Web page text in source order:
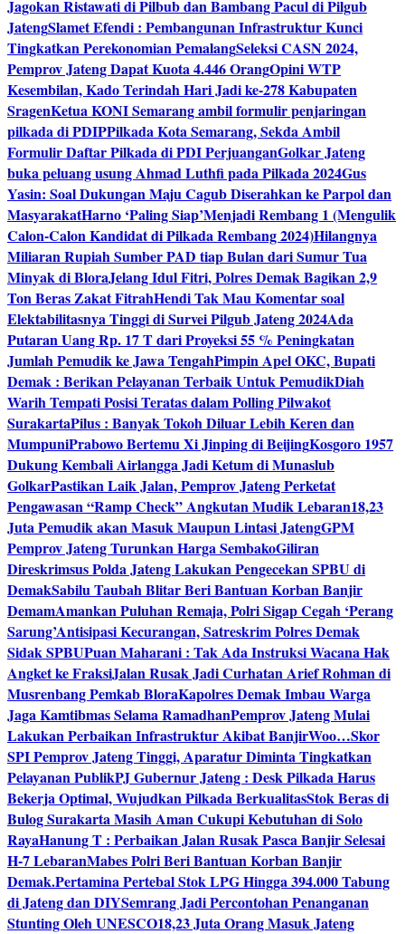
Jagokan Ristawati di Pilbub dan Bambang Pacul di Pilgub
JatengSlamet Efendi : Pembangunan Infrastruktur Kunci
Tingkatkan Perekonomian PemalangSeleksi CASN 2024,
Pemprov Jateng Dapat Kuota 4.446 OrangOpini WTP
Kesembilan, Kado Terindah Hari Jadi ke-278 Kabupaten
SragenKetua KONI Semarang ambil formulir penjaringan
pilkada di PDIPPilkada Kota Semarang, Sekda Ambil
Formulir Daftar Pilkada di PDI PerjuanganGolkar Jateng
buka peluang usung Ahmad Luthfi pada Pilkada 2024Gus
Yasin: Soal Dukungan Maju Cagub Diserahkan ke Parpol dan
MasyarakatHarno ‘Paling Siap’Menjadi Rembang 1 (Mengulik
Calon-Calon Kandidat di Pilkada Rembang 2024)Hilangnya
Miliaran Rupiah Sumber PAD tiap Bulan dari Sumur Tua
Minyak di BloraJelang Idul Fitri, Polres Demak Bagikan 2,9
Ton Beras Zakat FitrahHendi Tak Mau Komentar soal
Elektabilitasnya Tinggi di Survei Pilgub Jateng 2024Ada
Putaran Uang Rp. 17 T dari Proyeksi 55 % Peningkatan
Jumlah Pemudik ke Jawa TengahPimpin Apel OKC, Bupati
Demak : Berikan Pelayanan Terbaik Untuk PemudikDiah
Warih Tempati Posisi Teratas dalam Polling Pilwakot
SurakartaPilus : Banyak Tokoh Diluar Lebih Keren dan
MumpuniPrabowo Bertemu Xi Jinping di BeijingKosgoro 1957
Dukung Kembali Airlangga Jadi Ketum di Munaslub
GolkarPastikan Laik Jalan, Pemprov Jateng Perketat
Pengawasan “Ramp Check” Angkutan Mudik Lebaran18,23
Juta Pemudik akan Masuk Maupun Lintasi JatengGPM
Pemprov Jateng Turunkan Harga SembakoGiliran
Direskrimsus Polda Jateng Lakukan Pengecekan SPBU di
DemakSabilu Taubah Blitar Beri Bantuan Korban Banjir
DemamAmankan Puluhan Remaja, Polri Sigap Cegah ‘Perang
Sarung’Antisipasi Kecurangan, Satreskrim Polres Demak
Sidak SPBUPuan Maharani : Tak Ada Instruksi Wacana Hak
Angket ke FraksiJalan Rusak Jadi Curhatan Arief Rohman di
Musrenbang Pemkab BloraKapolres Demak Imbau Warga
Jaga Kamtibmas Selama RamadhanPemprov Jateng Mulai
Lakukan Perbaikan Infrastruktur Akibat BanjirWoo…Skor
SPI Pemprov Jateng Tinggi, Aparatur Diminta Tingkatkan
Pelayanan PublikPJ Gubernur Jateng : Desk Pilkada Harus
Bekerja Optimal, Wujudkan Pilkada BerkualitasStok Beras di
Bulog Surakarta Masih Aman Cukupi Kebutuhan di Solo
RayaHanung T : Perbaikan Jalan Rusak Pasca Banjir Selesai
H-7 LebaranMabes Polri Beri Bantuan Korban Banjir
Demak.Pertamina Pertebal Stok LPG Hingga 394.000 Tabung
di Jateng dan DIYSemrang Jadi Percontohan Penanganan
Stunting Oleh UNESCO18,23 Juta Orang Masuk Jateng